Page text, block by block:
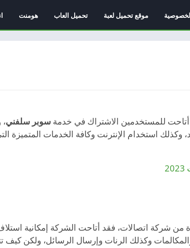
موقع تحميل لعبة تحميل العاب هومنت
للمستخدمين الاشتراك في خدمة سوبر سلفني
وكذلك استخدام الإنترنت وكافة الخدمات المتميزة
شركة اتصالات، فقد أتاحت الشركة إمكانية
وكذلك الرنات وإرسال الرسائل، ولكن كيف